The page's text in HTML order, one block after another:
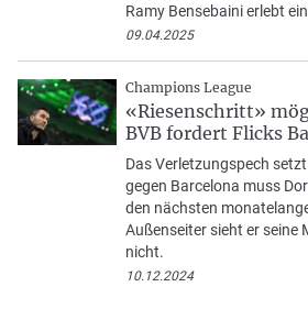
Ramy Bensebaini erlebt
09.04.2025
Champions League
«Riesenschritt»
BVB fordert Flicks
Das Verletzungspech
gegen Barcelona muss
den nächsten
Außenseiter sieht er
nicht.
10.12.2024